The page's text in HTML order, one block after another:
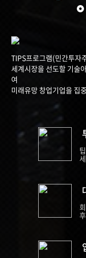
TIPS프로그램(민간투자
세계시장을 선도할 기술
여
미래유망 창업기업을 집